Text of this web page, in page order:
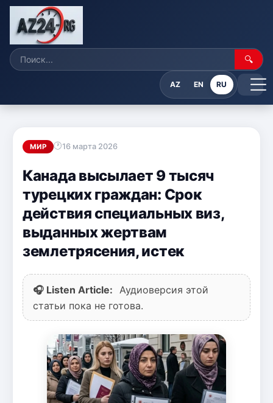
🔍
AZ EN RU
МИР 16 марта 2026
Канада высылает 9 тысяч
турецких граждан: Срок
действия специальных виз,
выданных жертвам
землетрясения, истек
🎧 Listen Article:
Аудиоверсия этой
статьи пока не готова.